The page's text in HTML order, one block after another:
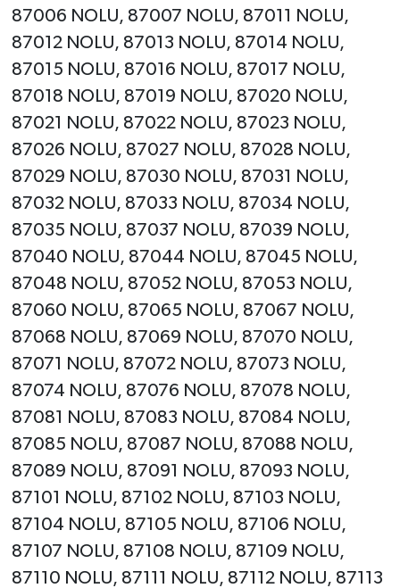
87006 NOLU, 87007 NOLU, 87011 NOLU,
87012 NOLU, 87013 NOLU, 87014 NOLU,
87015 NOLU, 87016 NOLU, 87017 NOLU,
87018 NOLU, 87019 NOLU, 87020 NOLU,
87021 NOLU, 87022 NOLU, 87023 NOLU,
87026 NOLU, 87027 NOLU, 87028 NOLU,
87029 NOLU, 87030 NOLU, 87031 NOLU,
87032 NOLU, 87033 NOLU, 87034 NOLU,
87035 NOLU, 87037 NOLU, 87039 NOLU,
87040 NOLU, 87044 NOLU, 87045 NOLU,
87048 NOLU, 87052 NOLU, 87053 NOLU,
87060 NOLU, 87065 NOLU, 87067 NOLU,
87068 NOLU, 87069 NOLU, 87070 NOLU,
87071 NOLU, 87072 NOLU, 87073 NOLU,
87074 NOLU, 87076 NOLU, 87078 NOLU,
87081 NOLU, 87083 NOLU, 87084 NOLU,
87085 NOLU, 87087 NOLU, 87088 NOLU,
87089 NOLU, 87091 NOLU, 87093 NOLU,
87101 NOLU, 87102 NOLU, 87103 NOLU,
87104 NOLU, 87105 NOLU, 87106 NOLU,
87107 NOLU, 87108 NOLU, 87109 NOLU,
87110 NOLU, 87111 NOLU, 87112 NOLU, 87113